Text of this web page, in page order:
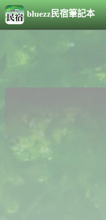
bluezz民宿筆記本